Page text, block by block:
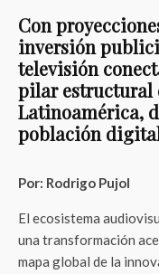
Con
inversión
televisión
pilar estructural
Latinoamérica,
población
Por: Rodrigo Pujol
El ecosistema
una transformación
mapa global de la